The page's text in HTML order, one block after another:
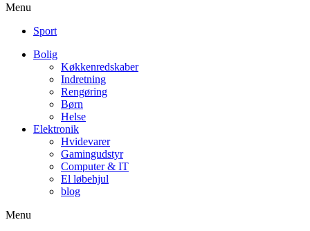
Menu
Sport
Bolig
Køkkenredskaber
Indretning
Rengøring
Børn
Helse
Elektronik
Hvidevarer
Gamingudstyr
Computer & IT
El løbehjul
blog
Menu